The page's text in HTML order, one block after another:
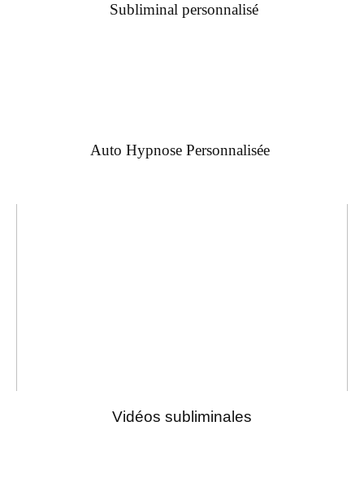
Subliminal personnalisé
Auto Hypnose Personnalisée
Vidéos subliminales